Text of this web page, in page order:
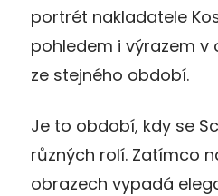
portrét nakladatele
pohledem i výrazem
ze stejného období.
Je to období, kdy se
různých rolí. Zatímco
obrazech vypadá